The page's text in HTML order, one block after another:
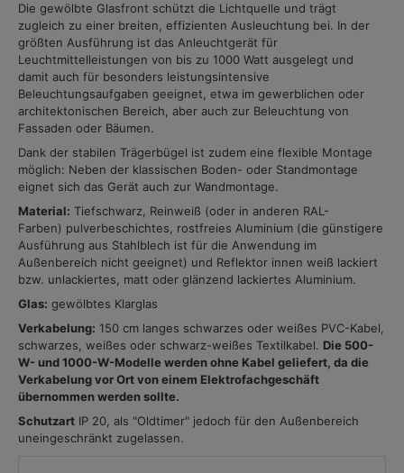
Die gewölbte Glasfront schützt die Lichtquelle und trägt
zugleich zu einer breiten, effizienten Ausleuchtung bei. In der
größten Ausführung ist das Anleuchtgerät für
Leuchtmittelleistungen von bis zu 1000 Watt ausgelegt und
damit auch für besonders leistungsintensive
Beleuchtungsaufgaben geeignet, etwa im gewerblichen oder
architektonischen Bereich, aber auch zur Beleuchtung von
Fassaden oder Bäumen.
Dank der stabilen Trägerbügel ist zudem eine flexible Montage
möglich: Neben der klassischen Boden- oder Standmontage
eignet sich das Gerät auch zur Wandmontage.
Material: Tiefschwarz, Reinweiß (oder in anderen RAL-
Farben) pulverbeschichtes, rostfreies Aluminium (die günstigere
Ausführung aus Stahlblech ist für die Anwendung im
Außenbereich nicht geeignet) und Reflektor innen weiß lackiert
bzw. unlackiertes, matt oder glänzend lackiertes Aluminium.
Glas: gewölbtes Klarglas
Verkabelung: 150 cm langes schwarzes oder weißes PVC-Kabel,
schwarzes, weißes oder schwarz-weißes Textilkabel. Die 500-
W- und 1000-W-Modelle werden ohne Kabel geliefert, da die
Verkabelung vor Ort von einem Elektrofachgeschäft
übernommen werden sollte.
Schutzart IP 20, als "Oldtimer" jedoch für den Außenbereich
uneingeschränkt zugelassen.